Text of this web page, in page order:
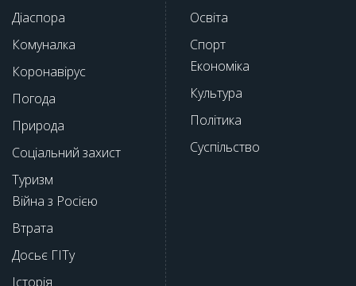
Діаспора
Комуналка
Коронавірус
Погода
Природа
Соціальний захист
Туризм
Війна з Росією
Втрата
Досьє ГІТу
Історія
Освіта
Спорт
Економіка
Культура
Політика
Суспільство